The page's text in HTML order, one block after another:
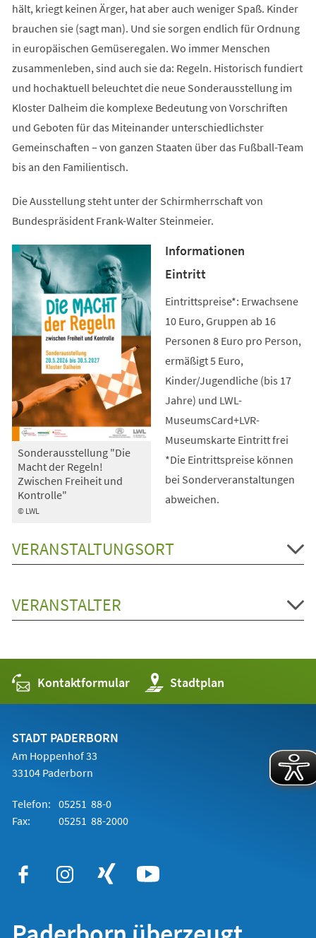
hält, kriegt keinen Ärger, hat aber auch weniger Spaß. Kinder
brauchen sie (sagt man). Und sie sorgen endlich für Ordnung
in europäischen Gemüseregalen. Wo immer Menschen
zusammenleben, sind auch sie da: Regeln. Historisch fundiert
und hochaktuell beleuchtet die neue Sonderausstellung im
Kloster Dalheim die komplexe Bedeutung von Vorschriften
und Geboten für das Miteinander unterschiedlichster
Gemeinschaften – von ganzen Staaten über das Fußball-Team
bis an den Familientisch.
Die Ausstellung steht unter der Schirmherrschaft von
Bundespräsident Frank-Walter Steinmeier.
© LWL
Sonderausstellung "Die
Macht der Regeln!
Zwischen Freiheit und
Kontrolle"
Informationen
Eintritt
Eintrittspreise*: Erwachsene
10 Euro, Gruppen ab 16
Personen 8 Euro pro Person,
ermäßigt 5 Euro,
Kinder/Jugendliche (bis 17
Jahre) und LWL-
MuseumsCard+LVR-
Museumskarte Eintritt frei
*Die Eintrittspreise können
bei Sonderveranstaltungen
abweichen.
VERANSTALTUNGSORT
VERANSTALTER
Kontaktformular Stadtplan
(Öffnet
in
einem
STADT PADERBORN
Am Hoppenhof 33
33104 Paderborn
Telefon: 05251 88-0
Fax:
05251 88-2000